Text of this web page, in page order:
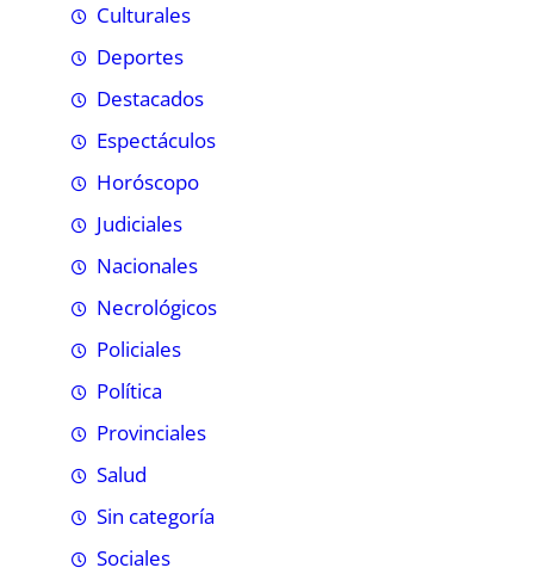
Culturales
Deportes
Destacados
Espectáculos
Horóscopo
Judiciales
Nacionales
Necrológicos
Policiales
Política
Provinciales
Salud
Sin categoría
Sociales